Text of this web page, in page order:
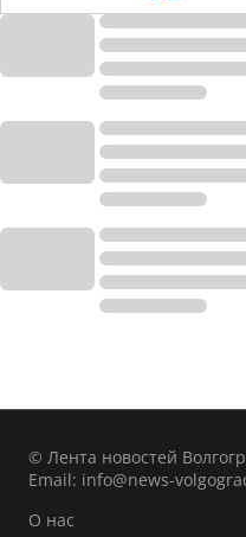
© Лента новостей
Email: info@news-
О нас